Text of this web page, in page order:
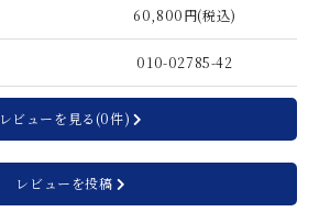
60,800円(税込)
010-02785-42
レビューを見る(0件)
レビューを投稿